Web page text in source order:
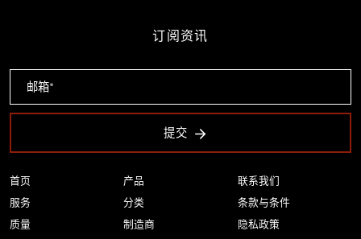
首页
服务
质量
产品
分类
制造商
联系我们
条款与条件
隐私政策
订阅资讯
提交